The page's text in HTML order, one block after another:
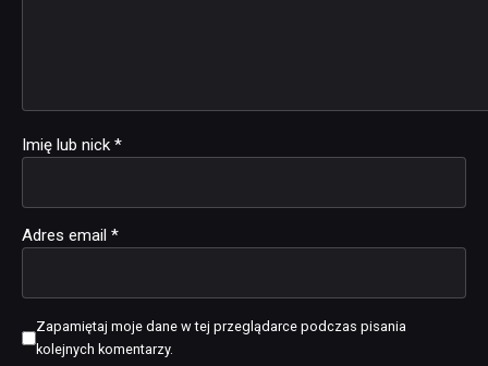
Imię lub nick *
Adres email *
Zapamiętaj moje dane w tej przeglądarce podczas pisania
kolejnych komentarzy.